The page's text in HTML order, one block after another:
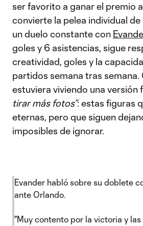
ser favorito a ganar el premio
convierte la pelea individual
un duelo constante con
goles y 6 asistencias, sigue
creatividad, goles y la
partidos semana tras semana.
estuviera viviendo una versión
tirar más fotos”: estas figuras
eternas, pero que siguen
imposibles de ignorar.
Evander habló sobre su doblete
ante Orlando.
"Muy contento por la victoria y las